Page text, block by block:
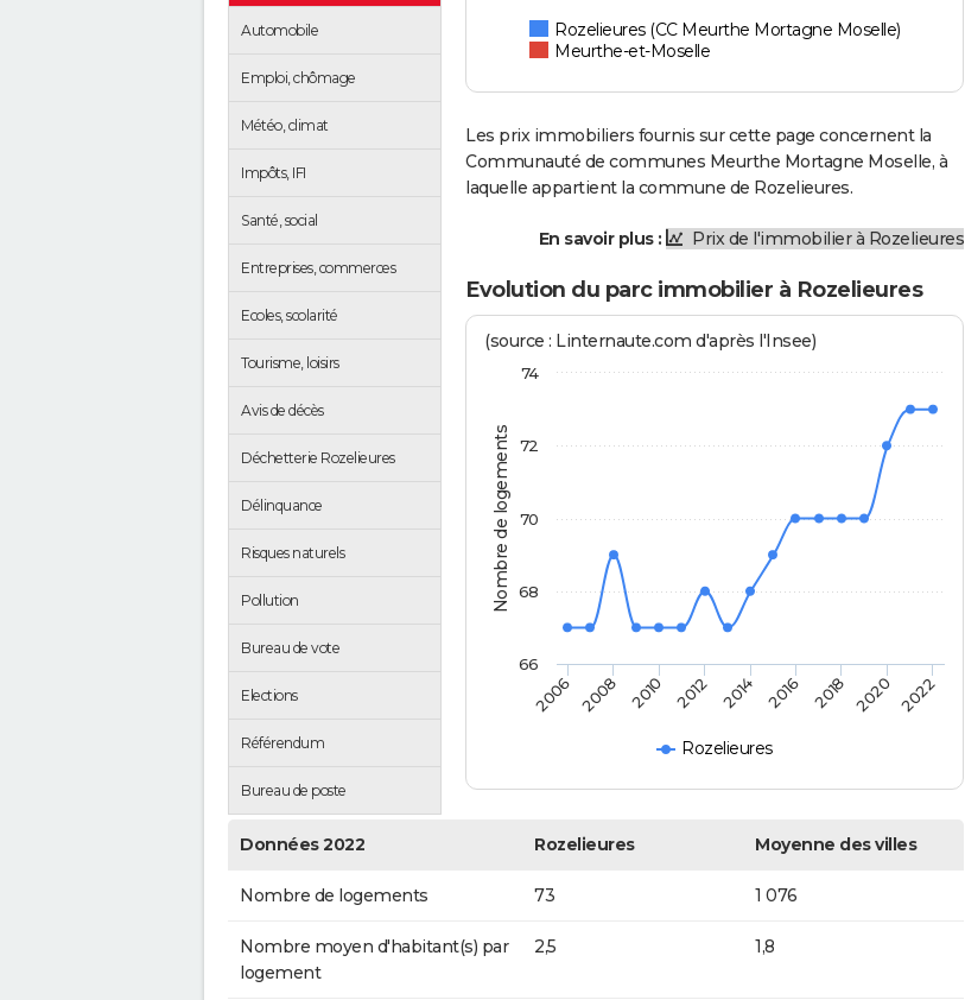
Automobile
Emploi, chômage
Météo, climat
Impôts, IFI
Santé, social
Entreprises, commerces
Ecoles, scolarité
Tourisme, loisirs
Avis de décès
Déchetterie Rozelieures
Délinquance
Risques naturels
Pollution
Bureau de vote
Elections
Référendum
Bureau de poste
Rozelieures (CC Meurthe Mortagne Moselle)
Meurthe-et-Moselle
Les prix immobiliers fournis sur cette page concernent la
Communauté de communes Meurthe Mortagne Moselle, à
laquelle appartient la commune de Rozelieures.
En savoir plus : Prix de l'immobilier à Rozelieures
Evolution du parc immobilier à Rozelieures
Nombre de logements
(source : Linternaute.com d'après l'Insee)
Rozelieures
2006 2008 2010 2012 2014 2016 2018 2020 2022
66
68
70
72
74
Données 2022 Rozelieures Moyenne des villes
Nombre de logements 73 1 076
Nombre moyen d'habitant(s) par
logement
2,5 1,8